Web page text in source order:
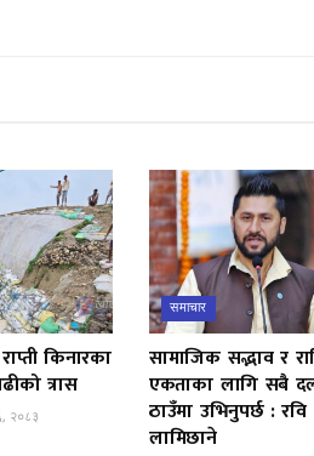
किनारका
त्रास
२०८३
समाचार
सामाजिक सद्भाव र
एकताका लागि सबै
ठाउँमा उभिनुपर्छ : रवि
लामिछाने